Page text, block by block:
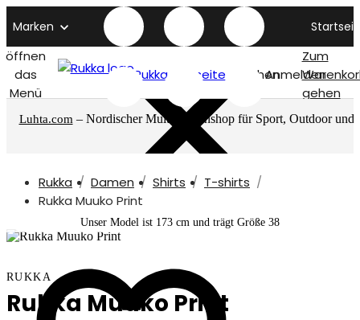
Marken
öffnen
das
Menü
Rukka titelseite SuchenAnmelden
Zum
gehen
Luhta.com – Nordischer Multimarkenshop für Sport, Outdoor und
Rukka Damen Shirts
T-shirts
Rukka Muuko Print
Unser Model ist 173 cm und trägt Größe 38
RUKKA
Rukka Muuko Print